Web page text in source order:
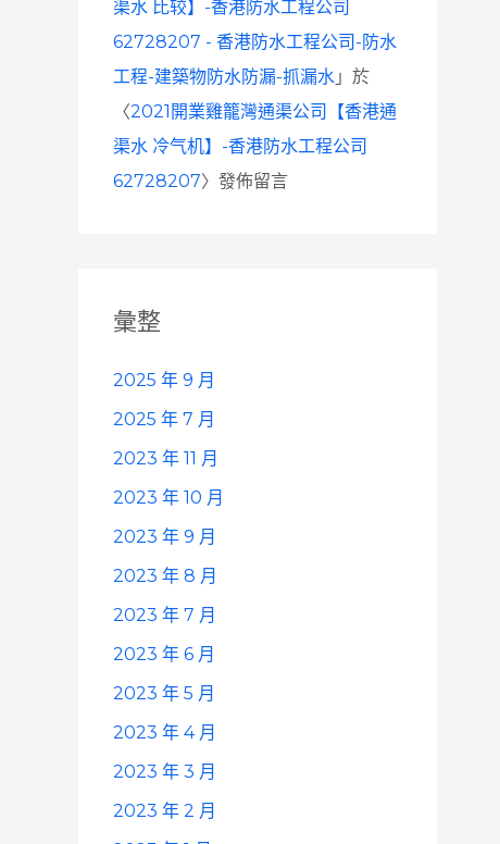
渠水 比较】-香港防水工程公司
62728207 - 香港防水工程公司-防水
工程-建築物防水防漏-抓漏水 」於
〈2021開業雞籠灣通渠公司【香港通
渠水 冷气机】-香港防水工程公司
62728207〉發佈留言
彙整
2025 年 9 月
2025 年 7 月
2023 年 11 月
2023 年 10 月
2023 年 9 月
2023 年 8 月
2023 年 7 月
2023 年 6 月
2023 年 5 月
2023 年 4 月
2023 年 3 月
2023 年 2 月